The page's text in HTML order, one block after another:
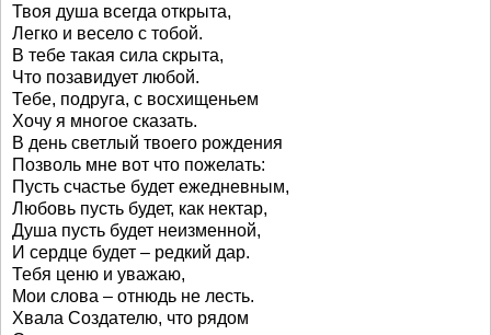
Твоя душа всегда открыта,
Легко и весело с тобой.
В тебе такая сила скрыта,
Что позавидует любой.
Тебе, подруга, с восхищеньем
Хочу я многое сказать.
В день светлый твоего рождения
Позволь мне вот что пожелать:
Пусть счастье будет ежедневным,
Любовь пусть будет, как нектар,
Душа пусть будет неизменной,
И сердце будет – редкий дар.
Тебя ценю и уважаю,
Мои слова – отнюдь не лесть.
Хвала Создателю, что рядом